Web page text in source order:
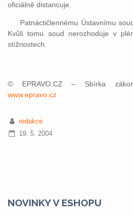
oficiálně distancuje.
Patnáctičlennému Ústavnímu
Kvůli tomu soud nerozhoduje v
stížnostech.
© EPRAVO.CZ – Sbírka
www.epravo.cz
redakce
19. 5. 2004
NOVINKY V ESHOPU